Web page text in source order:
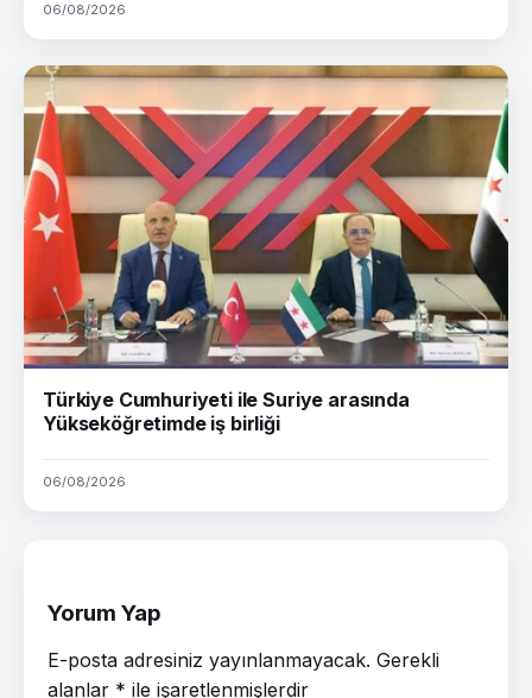
06/08/2026
Türkiye Cumhuriyeti ile Suriye arasında
Yükseköğretimde iş birliği
06/08/2026
Yorum Yap
E-posta adresiniz yayınlanmayacak. Gerekli
alanlar * ile işaretlenmişlerdir